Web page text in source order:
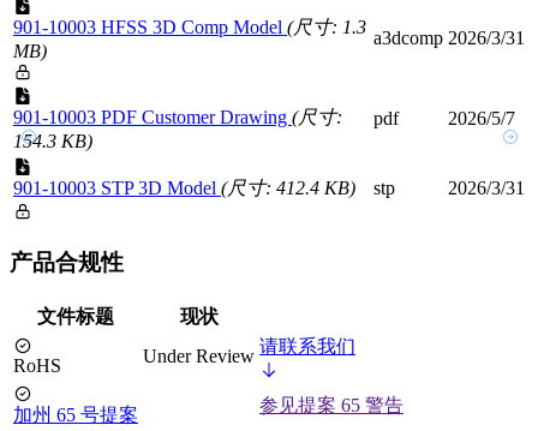
901-10003 HFSS 3D Comp Model (尺寸: 1.3
MB)
a3dcomp 2026/3/31
901-10003 PDF Customer Drawing (尺寸:
154.3 KB)
pdf 2026/5/7
901-10003 STP 3D Model (尺寸: 412.4 KB) stp 2026/3/31
产品合规性
文件标题 现状
RoHS Under Review 请联系我们
加州 65 号提案
参见提案 65 警告